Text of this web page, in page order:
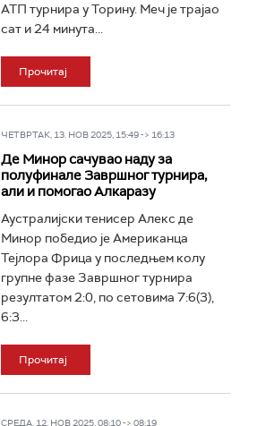
АТП турнира у Торину. Меч је трајао
сат и 24 минута...
Прочитај
ЧЕТВРТАК, 13. НОВ 2025, 15:49 -> 16:13
Де Минор сачувао наду за
полуфинале Завршног турнира,
али и помогао Алкаразу
Аустралијски тенисер Алекс де
Минор победио је Американца
Тејлора Фрица у последњем колу
групне фазе Завршног турнира
резултатом 2:0, по сетовима 7:6(3),
6:3...
Прочитај
СРЕДА, 12. НОВ 2025, 08:10 -> 08:19